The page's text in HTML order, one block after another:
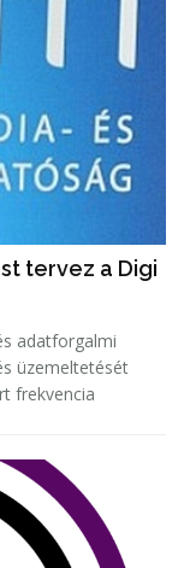
tervez a Digi
adatforgalmi
üzemeltetését
frekvencia